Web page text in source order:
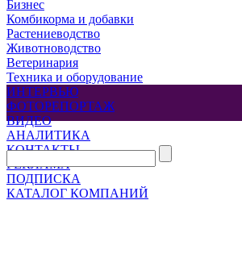
Бизнес
Комбикорма и добавки
Растениеводство
Животноводство
Ветеринария
Техника и оборудование
ИНТЕРВЬЮ
ФОТОРЕПОРТАЖ
ВИДЕО
АНАЛИТИКА
КОНТАКТЫ
РЕКЛАМА
ПОДПИСКА
КАТАЛОГ КОМПАНИЙ